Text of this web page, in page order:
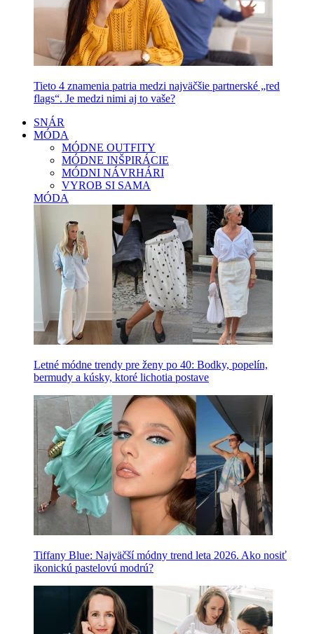
Tieto 4 znamenia patria medzi najväčšie partnerské „red
flags“. Je medzi nimi aj to vaše?
SNÁR
MÓDA
MÓDNE OUTFITY
MÓDNE INŠPIRÁCIE
MÓDNI NÁVRHÁRI
VYROB SI SAMA
MÓDA
Letné módne trendy pre ženy po 40: Bodky, popelín,
bermudy a kúsky, ktoré lichotia postave
Tiffany Blue: Najväčší módny trend leta 2026. Ako nosiť
ikonickú pastelovú modrú?